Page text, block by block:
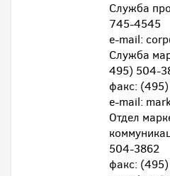
Служба
745-4545
e-mail:
Служба
495) 504-
факс:
e-mail:
Отдел
504-3862
факс: